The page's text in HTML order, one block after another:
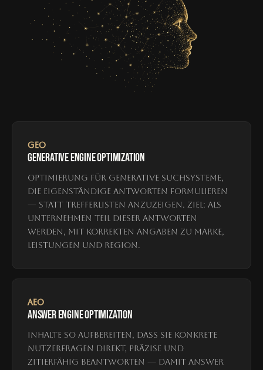
GEO
GENERATIVE ENGINE OPTIMIZATION
Optimierung für generative Suchsysteme,
die eigenständige Antworten formulieren
— statt Trefferlisten anzuzeigen. Ziel: als
Unternehmen Teil dieser Antworten
werden, mit korrekten Angaben zu Marke,
Leistungen und Region.
AEO
ANSWER ENGINE OPTIMIZATION
Inhalte so aufbereiten, dass sie konkrete
Nutzerfragen direkt, präzise und
zitierfähig beantworten — damit Answer